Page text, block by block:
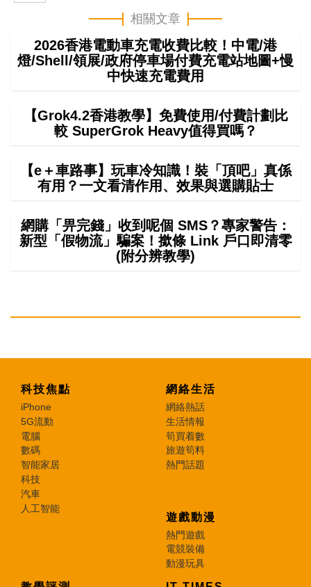
相關文章
2026香港電動車充電收費比較！中電/港
燈/Shell/領展/政府停車場付費充電站地圖+慢
中快速充電費用
【Grok4.2香港教學】免費使用/付費計劃比
較 SuperGrok Heavy值得買嗎？
【e＋車路事】玩車冷知識！裝「頂吧」真係
有用？一文看清作用、效果與選購貼士
網購「畀完錢」收到呢個 SMS？專家警告：
新型「假物流」騙案！撳條 Link 戶口即清零
(附分辨教學)
科技焦點
iPhone
5G流動
電腦
數碼
智能家居
科技
汽車
人工智能
網絡生活
網絡熱話
生活情報
筍買着數
旅遊筍料
熱門話題
遊戲動漫
熱門遊戲
電競裝備
動漫玩具